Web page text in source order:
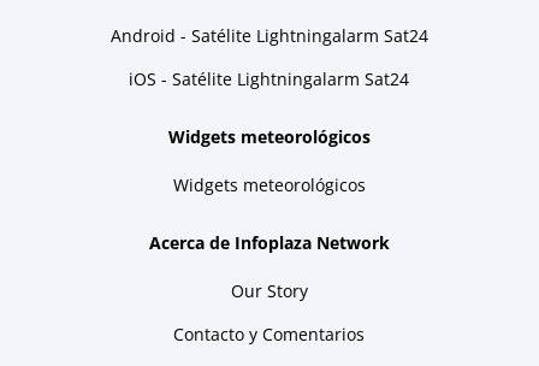
Android - Satélite Lightningalarm Sat24
iOS - Satélite Lightningalarm Sat24
Widgets meteorológicos
Widgets meteorológicos
Acerca de Infoplaza Network
Our Story
Contacto y Comentarios